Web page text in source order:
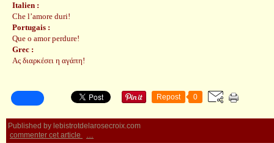
Italien :
Che l’amore duri!
Portugais :
Que o amor perdure!
Grec :
Ας διαρκέσει η αγάπη!
Repost 0
Published by lebistrotdelarosecroix.com
commenter cet article
…